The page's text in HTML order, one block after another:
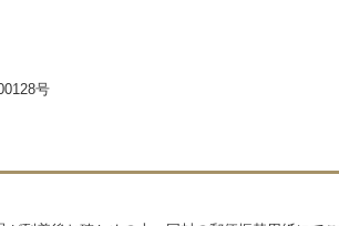
号